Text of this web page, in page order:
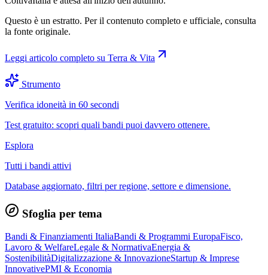
Questo è un estratto. Per il contenuto completo e ufficiale, consulta
la fonte originale.
Leggi articolo completo su Terra & Vita
Strumento
Verifica idoneità in 60 secondi
Test gratuito: scopri quali bandi puoi davvero ottenere.
Esplora
Tutti i bandi attivi
Database aggiornato, filtri per regione, settore e dimensione.
Sfoglia per tema
Bandi & Finanziamenti ItaliaBandi & Programmi EuropaFisco,
Lavoro & WelfareLegale & NormativaEnergia &
SostenibilitàDigitalizzazione & InnovazioneStartup & Imprese
InnovativePMI & Economia